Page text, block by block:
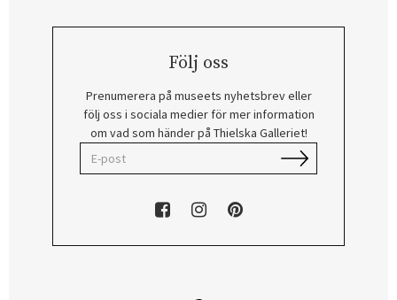
Följ oss
Prenumerera på museets nyhetsbrev eller
följ oss i sociala medier för mer information
om vad som händer på Thielska Galleriet!